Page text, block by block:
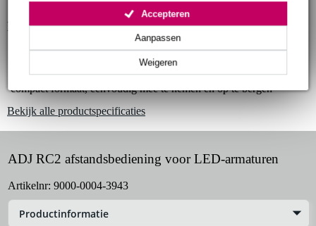
Weigeren
Aanpassen
Accepteren
Productinformatie
draadloze afstandsbediening voor LED-armaturen
eenvoudige bediening voor diverse functies
compact formaat, eenvoudig mee te nemen en op te bergen
Bekijk alle productspecificaties
ADJ RC2 afstandsbediening voor LED-armaturen
Artikelnr: 9000-0004-3943
Productinformatie